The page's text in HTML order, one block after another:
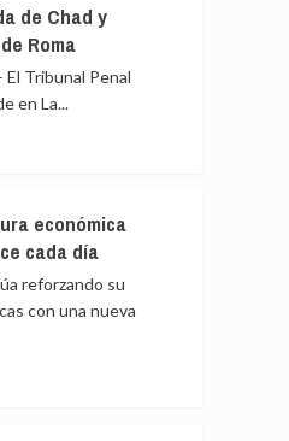
de Chad y
Roma
El Tribunal Penal
en La...
económica
cada día
reforzando su
con una nueva